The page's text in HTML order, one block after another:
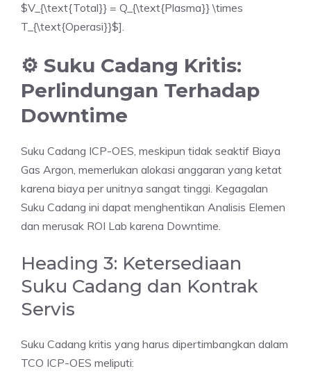
$V_{\text{Total}} = Q_{\text{Plasma}} \times
T_{\text{Operasi}}$].
⚙️ Suku Cadang Kritis:
Perlindungan Terhadap
Downtime
Suku Cadang ICP-OES, meskipun tidak seaktif Biaya
Gas Argon, memerlukan alokasi anggaran yang ketat
karena biaya per unitnya sangat tinggi. Kegagalan
Suku Cadang ini dapat menghentikan Analisis Elemen
dan merusak ROI Lab karena Downtime.
Heading 3: Ketersediaan
Suku Cadang dan Kontrak
Servis
Suku Cadang kritis yang harus dipertimbangkan dalam
TCO ICP-OES meliputi: